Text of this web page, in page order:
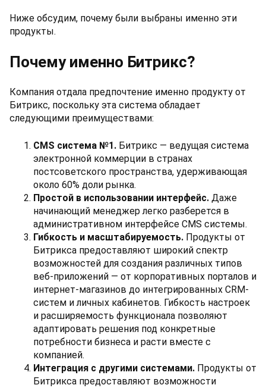
Ниже обсудим, почему были выбраны именно эти
продукты.
Почему именно Битрикс?
Компания отдала предпочтение именно продукту от
Битрикс, поскольку эта система обладает
следующими преимуществами:
CMS система №1. Битрикс — ведущая система
электронной коммерции в странах
постсоветского пространства, удерживающая
около 60% доли рынка.
Простой в использовании интерфейс. Даже
начинающий менеджер легко разберется в
административном интерфейсе CMS системы.
Гибкость и масштабируемость. Продукты от
Битрикса предоставляют широкий спектр
возможностей для создания различных типов
веб-приложений — от корпоративных порталов и
интернет-магазинов до интегрированных CRM-
систем и личных кабинетов. Гибкость настроек
и расширяемость функционала позволяют
адаптировать решения под конкретные
потребности бизнеса и расти вместе с
компанией.
Интеграция с другими системами. Продукты от
Битрикса предоставляют возможности